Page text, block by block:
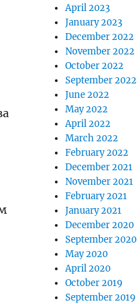
April 2023
January 2023
December 2022
November 2022
October 2022
September 2022
June 2022
May 2022
April 2022
March 2022
February 2022
December 2021
November 2021
February 2021
January 2021
December 2020
September 2020
May 2020
April 2020
October 2019
September 2019